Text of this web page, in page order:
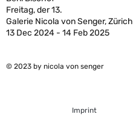
Freitag, der 13.
Galerie Nicola von Senger, Zürich
13 Dec 2024 - 14 Feb 2025
© 2023 by nicola von senger
Imprint